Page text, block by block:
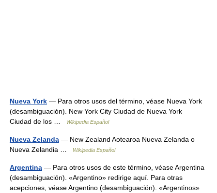
Nueva York — Para otros usos del término, véase Nueva York
(desambiguación). New York City Ciudad de Nueva York
Ciudad de los …
Wikipedia Español
Nueva Zelanda — New Zealand Aotearoa Nueva Zelanda o
Nueva Zelandia …
Wikipedia Español
Argentina — Para otros usos de este término, véase Argentina
(desambiguación). «Argentino» redirige aquí. Para otras
acepciones, véase Argentino (desambiguación). «Argentinos»